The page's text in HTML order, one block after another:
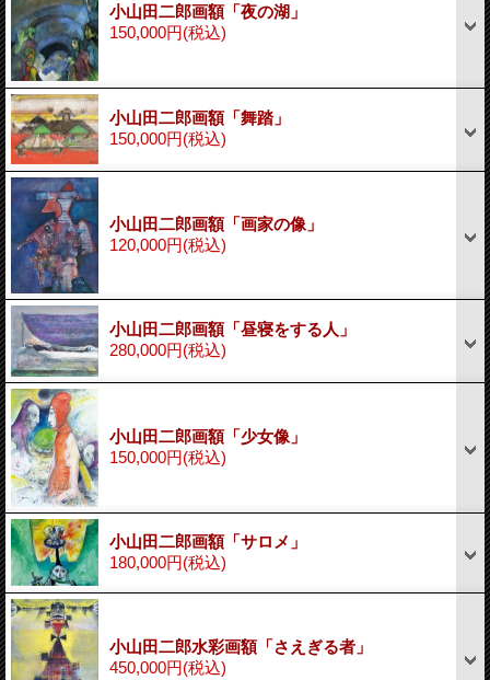
小山田二郎画額「夜の湖」
150,000円(税込)
小山田二郎画額「舞踏」
150,000円(税込)
小山田二郎画額「画家の像」
120,000円(税込)
小山田二郎画額「昼寝をする人」
280,000円(税込)
小山田二郎画額「少女像」
150,000円(税込)
小山田二郎画額「サロメ」
180,000円(税込)
小山田二郎水彩画額「さえぎる者」
450,000円(税込)